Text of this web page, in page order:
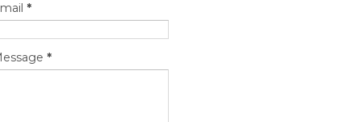
*
*